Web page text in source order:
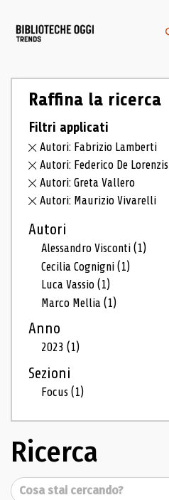
Raffina la ricerca
Filtri applicati
Autori: Fabrizio Lamberti
Autori: Federico De Lorenzis
Autori: Greta Vallero
Autori: Maurizio Vivarelli
Autori
Alessandro Visconti(1)
Cecilia Cognigni(1)
Luca Vassio(1)
Marco Mellia(1)
Anno
2023(1)
Sezioni
Focus(1)
Ricerca
Cerca